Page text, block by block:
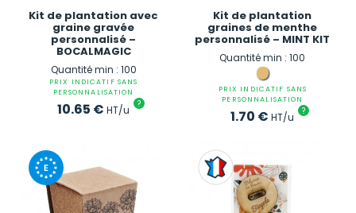
Kit de plantation avec
graine gravée
personnalisé –
BOCALMAGIC
Quantité min : 100
PRIX INDICATIF SANS
PERSONNALISATION
10.65 € HT/u ?
Kit de plantation
graines de menthe
personnalisé – MINT KIT
Quantité min : 100
PRIX INDICATIF SANS
PERSONNALISATION
1.70 € HT/u ?